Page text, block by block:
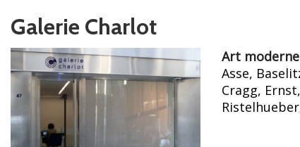
Galerie Charlot
Art
Asse,
Cragg,